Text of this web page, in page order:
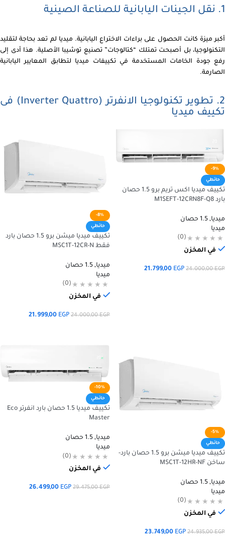
1. نقل الجينات اليابانية للصناعة الصينية
أكبر ميزة كانت الحصول على براءات الاختراع اليابانية. ميديا لم تعد بحاجة لتقليد
التكنولوجيا، بل أصبحت تمتلك “كتالوجات” تصنيع توشيبا الأصلية. هذا أدى إلى
رفع جودة الخامات المستخدمة في تكييفات ميديا لتطابق المعايير اليابانية
الصارمة.
2. تطوير تكنولوجيا الانفرتر (Inverter Quattro) فى
تكييف ميديا
-9%
حائطي
تكييف ميديا اكس تريم برو 1.5 حصان
بارد M1SEFT-12CRN8F-Q8
ميديا, 1.5 حصان
ميديا
(0)
في المخزن
24.000,00EGP
21.799,00 EGP
-8%
حائطي
تكييف ميديا ميشن برو 1.5 حصان بارد
فقط MSC1T-12CR-N
ميديا, 1.5 حصان
ميديا
(0)
في المخزن
24.000,00EGP
21.999,00 EGP
-5%
حائطي
تكييف ميديا ميشن برو 1.5 حصان بارد-
ساخن MSC1T-12HR-NF
ميديا, 1.5 حصان
ميديا
(0)
في المخزن
24.935,00EGP
23.749,00 EGP
-10%
حائطي
تكييف ميديا 1.5 حصان بارد انفرتر Eco
Master
ميديا, 1.5 حصان
ميديا
(0)
في المخزن
29.475,00EGP
26.499,00 EGP